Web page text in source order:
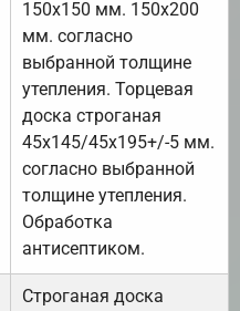
150х150 мм. 150х200
мм. согласно
выбранной толщине
утепления. Торцевая
доска строганая
45х145/45х195+/-5 мм.
согласно выбранной
толщине утепления.
Обработка
антисептиком.
Строганая доска